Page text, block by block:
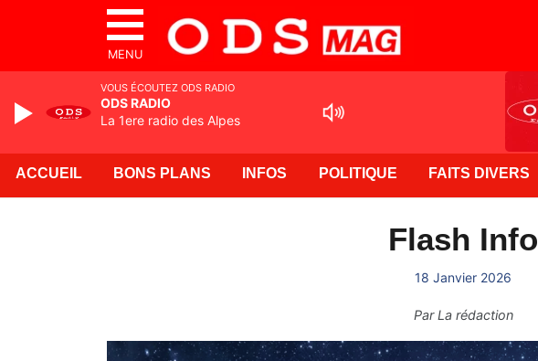
MENU
ACCUEIL BONS PLANS INFOS POLITIQUE FAITS DIVERS
Flash Info
18 Janvier 2026
ParLa rédaction
VOUS ÉCOUTEZ ODS RADIO
ODS RADIO
La 1ere radio des Alpes